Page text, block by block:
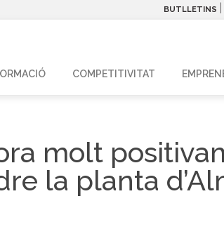
BUTLLETINS
COMPETITIVITAT
molt
la planta